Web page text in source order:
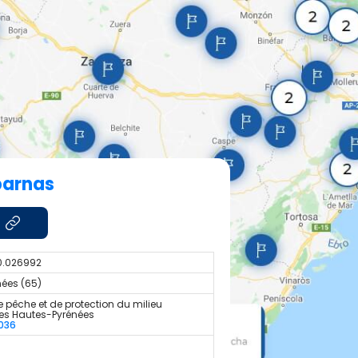
(65)
pêche et de protection du milieu
Hautes-Pyrénées